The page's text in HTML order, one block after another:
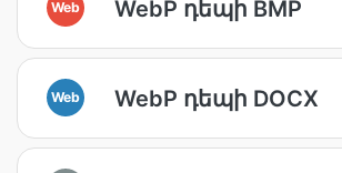
Web WebP դեպի BMP
Web WebP դեպի DOCX